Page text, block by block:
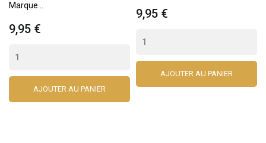
Marque...
9,95 €
AJOUTER AU PANIER
9,95 €
AJOUTER AU PANIER